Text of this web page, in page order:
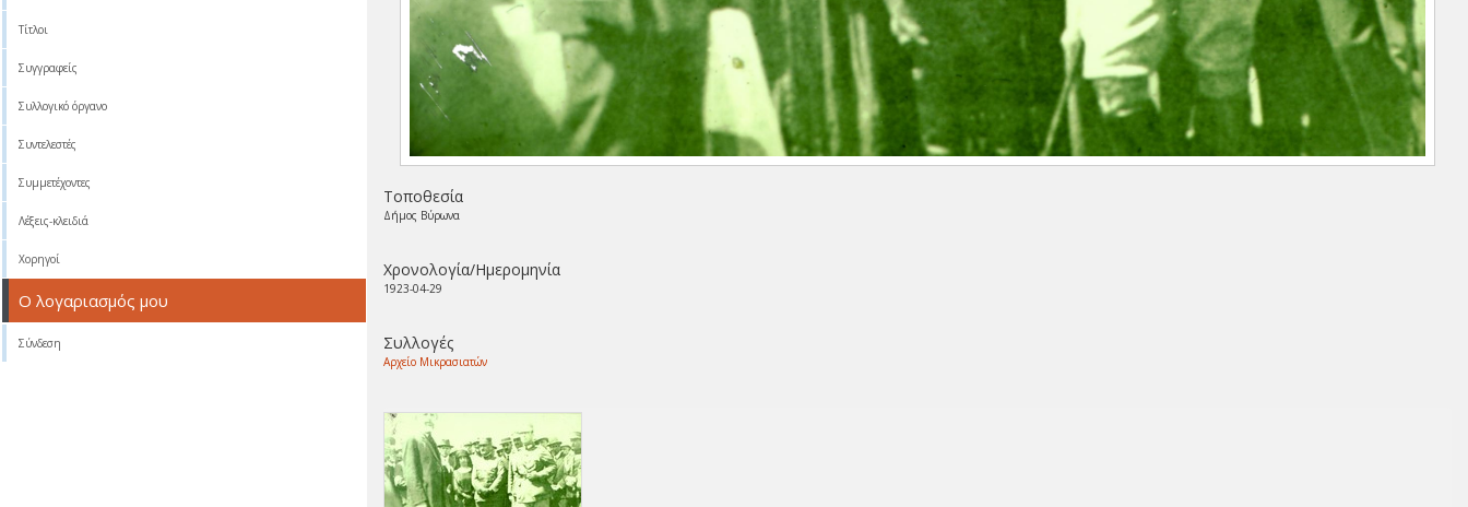
Τοποθεσία
Δήμος Βύρωνα
Χρονολογία/Ημερομηνία
1923-04-29
Συλλογές
Αρχείο Μικρασιατών
Τίτλοι
Συγγραφείς
Συλλογικό όργανο
Συντελεστές
Συμμετέχοντες
Λέξεις-κλειδιά
Χορηγοί
Ο λογαριασμός μου
Σύνδεση